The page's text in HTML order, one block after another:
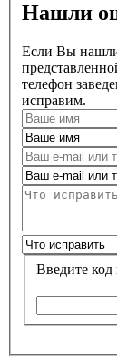
Нашли
Если Вы
телефон
исправим.
Введите